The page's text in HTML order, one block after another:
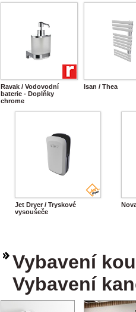
Ravak / Vodovodní
baterie - Doplňky
chrome
Isan / Thea
Jet Dryer / Tryskové
vysoušeče
Vybavení
Vybavení